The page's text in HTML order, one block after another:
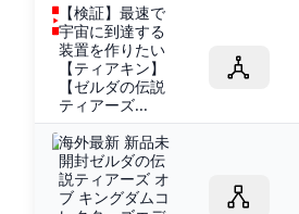
【検証】最速で
宇宙に到達する
装置を作りたい
【ティアキン】
【ゼルダの伝説
ティアーズ...
海外最新 新品未
開封ゼルダの伝
説ティアーズ オ
ブ キングダムコ